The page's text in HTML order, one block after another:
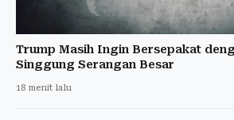
Trump Masih Ingin Bersepakat
Singgung Serangan Besar
18 menit lalu